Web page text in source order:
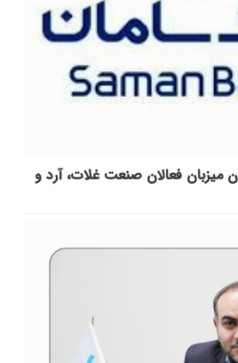
میزبان فعالان صنعت غلات، آرد و